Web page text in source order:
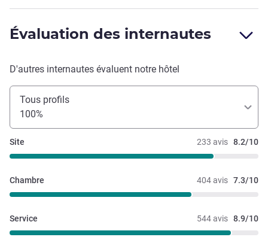
Évaluation des internautes
D'autres internautes évaluent notre hôtel
Tous profils
100%
233 avis 8.2/10
Site
404 avis 7.3/10
Chambre
544 avis 8.9/10
Service